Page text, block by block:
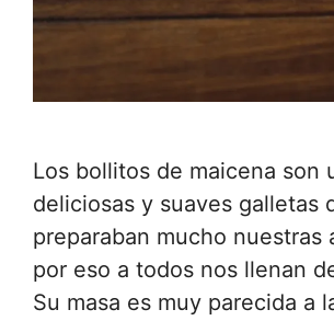
Los bollitos de maicena son
deliciosas y suaves galletas
preparaban mucho nuestras
por eso a todos nos llenan
Su masa es muy parecida a